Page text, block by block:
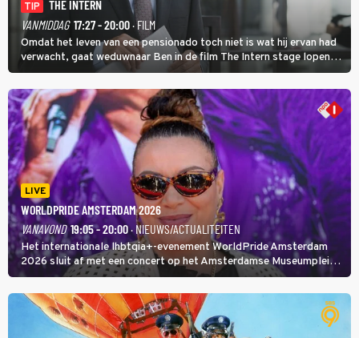
TIP
THE INTERN
VANMIDDAG 17:27 - 20:00· FILM
Omdat het leven van een pensionado toch niet is wat hij ervan had
verwacht, gaat weduwnaar Ben in de film The Intern stage lopen
bij de hippe webwinkel van Jules, wat een gouden zet blijkt te zijn.
LIVE
WORLDPRIDE AMSTERDAM 2026
VANAVOND 19:05 - 20:00· NIEUWS/ACTUALITEITEN
Het internationale lhbtqia+-evenement WorldPride Amsterdam
2026 sluit af met een concert op het Amsterdamse Museumplein.
Anita Doth is een van de optredende artiesten. In de jaren 90
veroverde ze de wereld als zangeres van 2Unlimited.